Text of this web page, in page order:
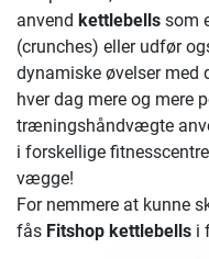
anvend kettlebells som
(crunches) eller udfør
dynamiske øvelser med
hver dag mere og mere
træningshåndvægte
i forskellige
vægge!
For nemmere at kunne
fås Fitshop kettlebells i